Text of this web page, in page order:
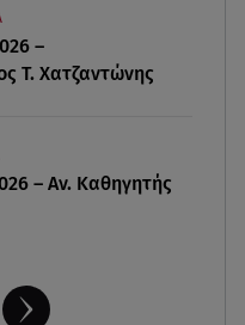
στο Athens
–
Τ. Χατζαντώνης
– Αν. Καθηγητής